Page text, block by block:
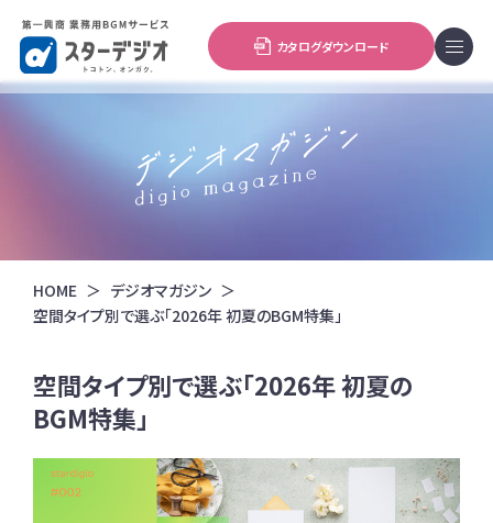
カタログダウンロード
HOME
デジオマガジン
空間タイプ別で選ぶ「2026年 初夏のBGM特集」
空間タイプ別で選ぶ「2026年 初夏の
BGM特集」